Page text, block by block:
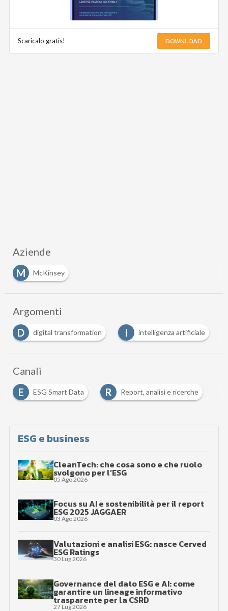
Scaricalo gratis! DOWNLOAD
Aziende
M
McKinsey
Argomenti
I
intelligenza artificiale R ricerca S
Canali
E
ESG Smart Data R Report, analisi e ricerche
ESG e business
CleanTech: che cosa sono e che ruolo
svolgono per l’ESG
05 Ago 2026
Focus su AI e sostenibilità per il report
ESG 2025 JAGGAER
03 Ago 2026
Valutazioni e analisi ESG: nasce Cerved
ESG Ratings
30 Lug 2026
Governance del dato ESG e AI: come
garantire un lineage informativo
trasparente per la CSRD
27 Lug 2026